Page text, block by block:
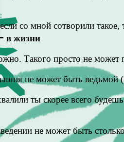
со мной сотворили такое,
в жизни
Такого просто не может
не может быть ведьмой
ты скорее всего
не может быть